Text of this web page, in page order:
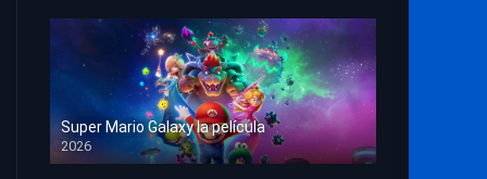
Super Mario Galaxy la película
2026
HD 1080p